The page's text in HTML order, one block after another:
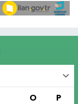
O P